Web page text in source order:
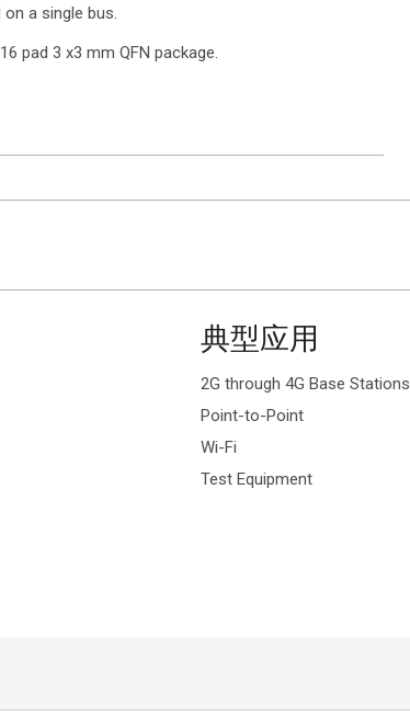
a single bus.
pad 3 x3 mm QFN package.
典型应用
2G through 4G Base Stations
Point-to-Point
Wi-Fi
Test Equipment